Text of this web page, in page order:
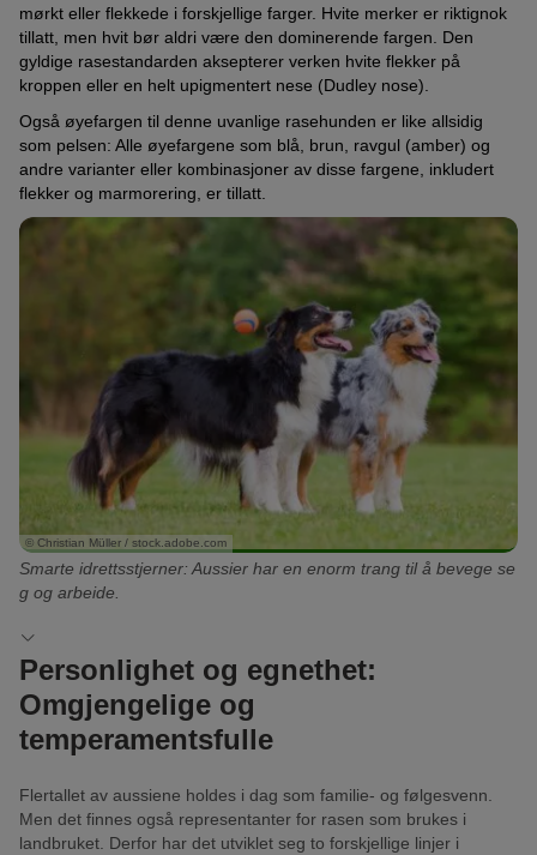
solid red: ensfarget rød, uten tegninger
blue-merle: marmorert svart med grå/blå grunnfarge, uten
tegninger
red-merle: marmorert rød/brun med lyserød/beige
grunnfarge, uten tegninger
black-bi (copper): svart med kobberfargede tegninger
black-bi (white): svart med hvite tegninger
red-bi (copper): Rød med kobberfargede tegninger
red-bi (white): Rød med hvite tegninger
blue-merle (white): Merlefarget (grå/blå) med hvite tegninger
blue-merle (copper): Merlefarget (grå/blå) med kobberfargede
tegninger
red-merle (white): Merlefarget (rød/brun) med hvite tegninger
red-merle (copper): Merlefarget (rød/brun) med
kobberfargede tegninger
black-tri: Svart med hvite og kobberfargede tegninger
red-tri: Rød med hvite og kobberfargede tegninger
blue-merle (white/copper): Merlefarget blå/grå med
kobberfargede og hvite tegninger
kobberfargede og hvite tegninger
mørkt eller flekkede i forskjellige farger. Hvite merker er riktignok
tillatt, men hvit bør aldri være den dominerende fargen. Den
gyldige rasestandarden aksepterer verken hvite flekker på
kroppen eller en helt upigmentert nese (Dudley nose).
Også øyefargen til denne uvanlige rasehunden er like allsidig
som pelsen: Alle øyefargene som blå, brun, ravgul (amber) og
andre varianter eller kombinasjoner av disse fargene, inkludert
flekker og marmorering, er tillatt.
© Christian Müller / stock.adobe.com
Smarte idrettsstjerner: Aussier har en enorm trang til å bevege se
g og arbeide.
Personlighet og egnethet:
Omgjengelige og
temperamentsfulle
Flertallet av aussiene holdes i dag som familie- og følgesvenn.
Men det finnes også representanter for rasen som brukes i
landbruket. Derfor har det utviklet seg to forskjellige linjer i